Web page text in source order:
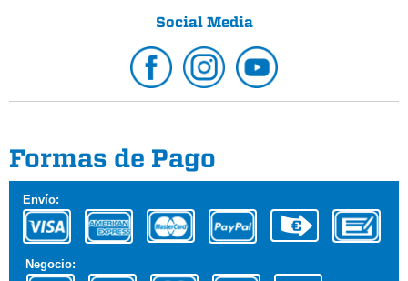
Social Media
Formas de Pago
Envío:
Negocio: